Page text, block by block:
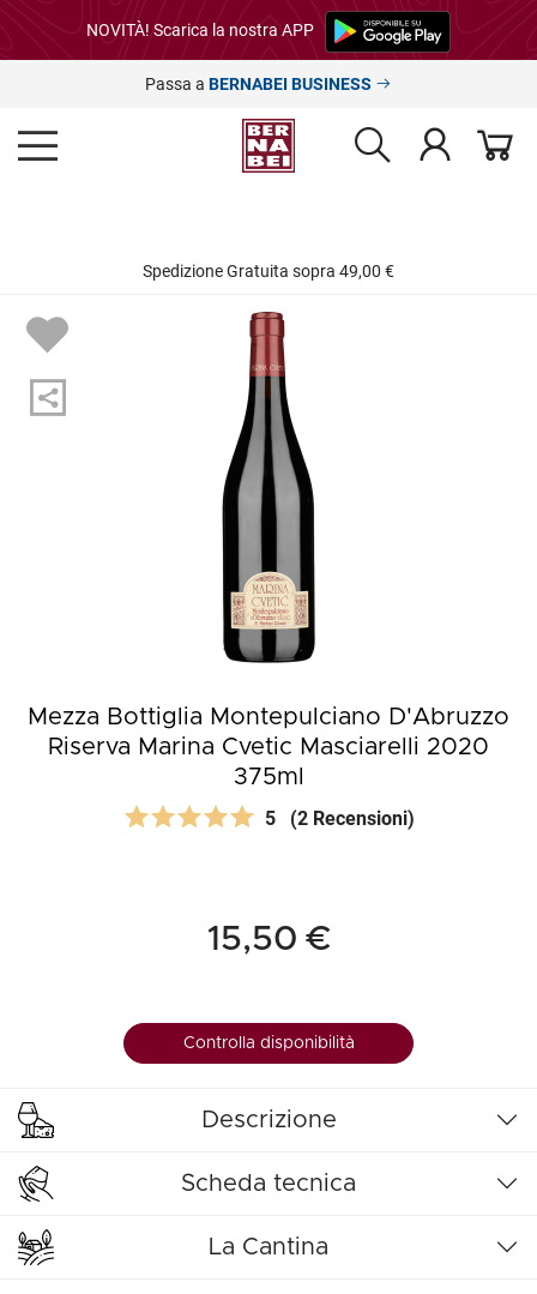
NOVITÀ! Scarica la nostra APP
Passa a BERNABEI BUSINESS
Spedizione Gratuita sopra 49,00 €
Mezza Bottiglia Montepulciano D'Abruzzo
Riserva Marina Cvetic Masciarelli 2020
375ml
5 (2 Recensioni)
15,50 €
Controlla disponibilità
Descrizione
Scheda tecnica
La Cantina